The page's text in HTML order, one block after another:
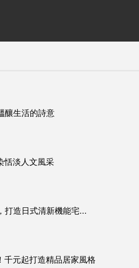
釀生活的詩意
淡人文風采
打造日式清新機能宅...
千元起打造精品居家風格